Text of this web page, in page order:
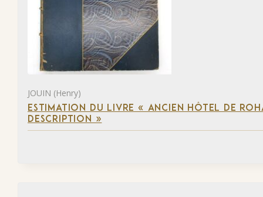
JOUIN (Henry)
ESTIMATION DU LIVRE « ANCIEN HÔTEL DE
DESCRIPTION »